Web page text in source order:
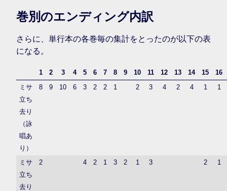
巻別のエンディング内訳
さらに、単行本の各巻毎の集計をとったのが以下の表
になる。
1 2 3 4 5 6 7 8 9 10 11 12 13 14 15
16
ミサ
立ち
去り
（詠
唱あ
り）
8 9 10 6 3 2 2 1 2 3 4 2 4 1 1
ミサ
立ち
去り
2 4 2 1 3 2 1 3 2 1